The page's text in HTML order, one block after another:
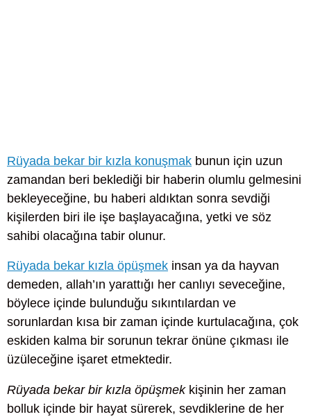
Rüyada bekar bir kızla konuşmak bunun için uzun
zamandan beri beklediği bir haberin olumlu gelmesini
bekleyeceğine, bu haberi aldıktan sonra sevdiği
kişilerden biri ile işe başlayacağına, yetki ve söz
sahibi olacağına tabir olunur.
Rüyada bekar kızla öpüşmek insan ya da hayvan
demeden, allah’ın yarattığı her canlıyı seveceğine,
böylece içinde bulunduğu sıkıntılardan ve
sorunlardan kısa bir zaman içinde kurtulacağına, çok
eskiden kalma bir sorunun tekrar önüne çıkması ile
üzüleceğine işaret etmektedir.
Rüyada bekar bir kızla öpüşmekkişinin her zaman
bolluk içinde bir hayat sürerek, sevdiklerine de her